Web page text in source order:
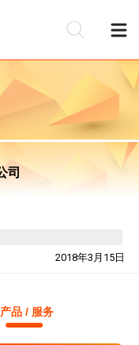
司
2018年3月15日
产品 / 服务